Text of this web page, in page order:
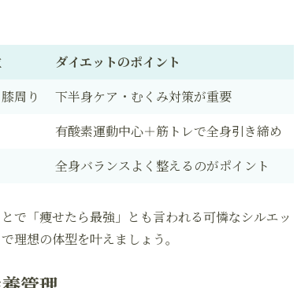
ダイエットのポイント
周り
下半身ケア・むくみ対策が重要
有酸素運動中心＋筋トレで全身引き締め
全身バランスよく整えるのがポイント
で「痩せたら最強」とも言われる可憐なシルエッ
理想の体型を叶えましょう。